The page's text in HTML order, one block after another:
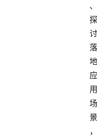
、
探
讨
落
地
应
用
场
景
，